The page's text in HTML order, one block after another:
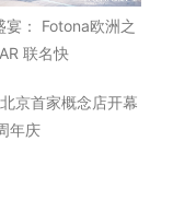
宴： Fotona欧洲之
联名快